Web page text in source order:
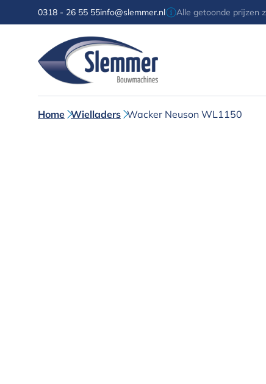
0318 - 26 55 55info@slemmer.nl Alle getoonde prijzen
Home Wielladers Wacker Neuson WL1150